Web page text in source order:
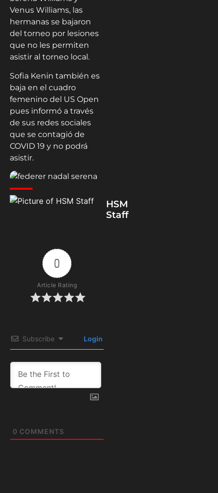
Venus Williams, las
hermanas se bajaron
del torneo por lesiones
que no les permiten
asistir al torneo local.
Sofia Kenin también es
baja en el cuadro
femenino del US Open
pues informó a través
de sus redes sociales
que se contagió de
COVID 19 y no podrá
asistir.
HSM
Staff
0
Article Rating
Subscribe Login
0 COMMENTS